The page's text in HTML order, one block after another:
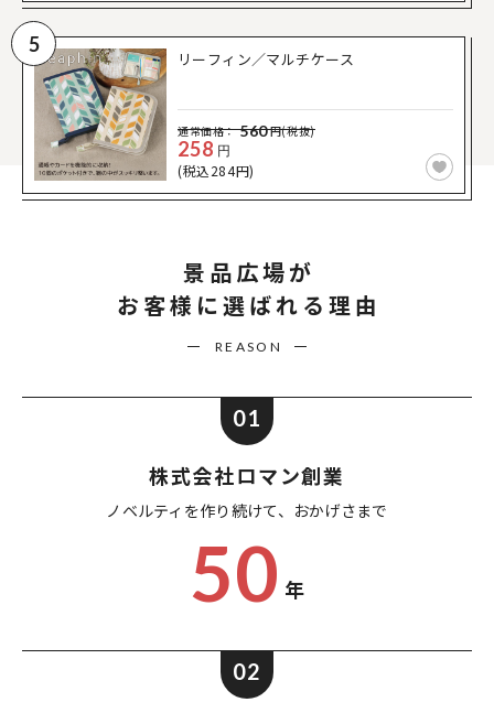
5
リーフィン／マルチケース
通常価格： 560円(税抜)
258 円
(税込284円)
景品広場が
お客様に選ばれる理由
REASON
01
株式会社ロマン創業
ノベルティを作り続けて、 おかげさまで
50 年
02